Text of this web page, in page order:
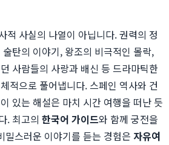
적 사실의 나열이 아닙니다. 권력의 정
탄의 이야기, 왕조의 비극적인 몰락,
사람들의 사랑과 배신 등 드라마틱한
적으로 풀어냅니다. 스페인 역사와 건
있는 해설은 마치 시간 여행을 떠난 듯
. 최고의 한국어 가이드와 함께 궁전을
밀스러운 이야기를 듣는 경험은 자유여